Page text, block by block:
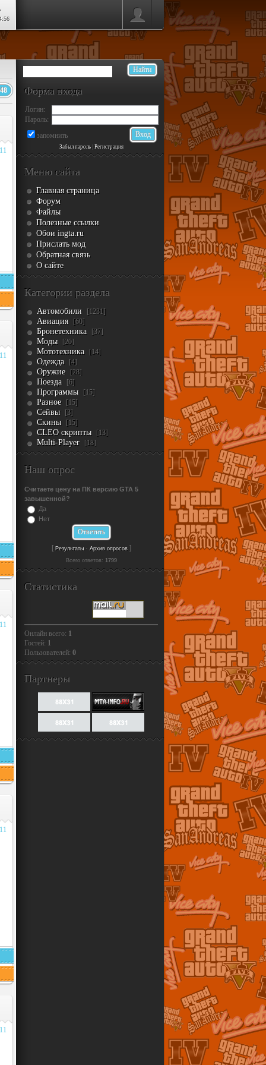
Форма входа
Логин:
Пароль:
запомнить
Забыл пароль| Регистрация
Меню сайта
Главная страница
Форум
Файлы
Полезные ссылки
Обои ingta.ru
Прислать мод
Обратная связь
О сайте
Категории раздела
Автомобили [1231]
Авиация [60]
Бронетехника [37]
Моды [20]
Мототехника [14]
Одежда [4]
Оружие [28]
Поезда [6]
Программы [15]
Разное [15]
Сейвы [3]
Скины [15]
CLEO скрипты [13]
Multi-Player [18]
Наш опрос
Считаете цену на ПК версию GTA 5
завышенной?
Да
Нет
[ Результаты· Архив опросов]
Всего ответов: 1799
Статистика
Онлайн всего: 1
Гостей: 1
Пользователей: 0
Партнеры